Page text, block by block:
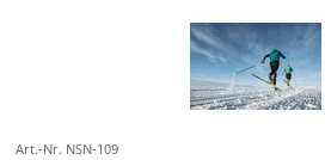
Art.-Nr. NSN-109